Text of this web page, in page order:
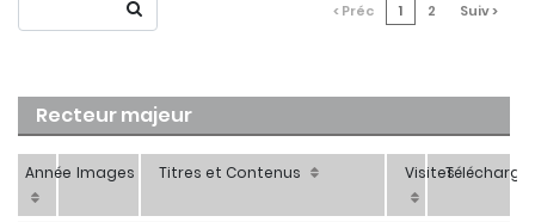
< Préc 1 2 Suiv >
Recteur majeur
Année Images Titres et Contenus Visites